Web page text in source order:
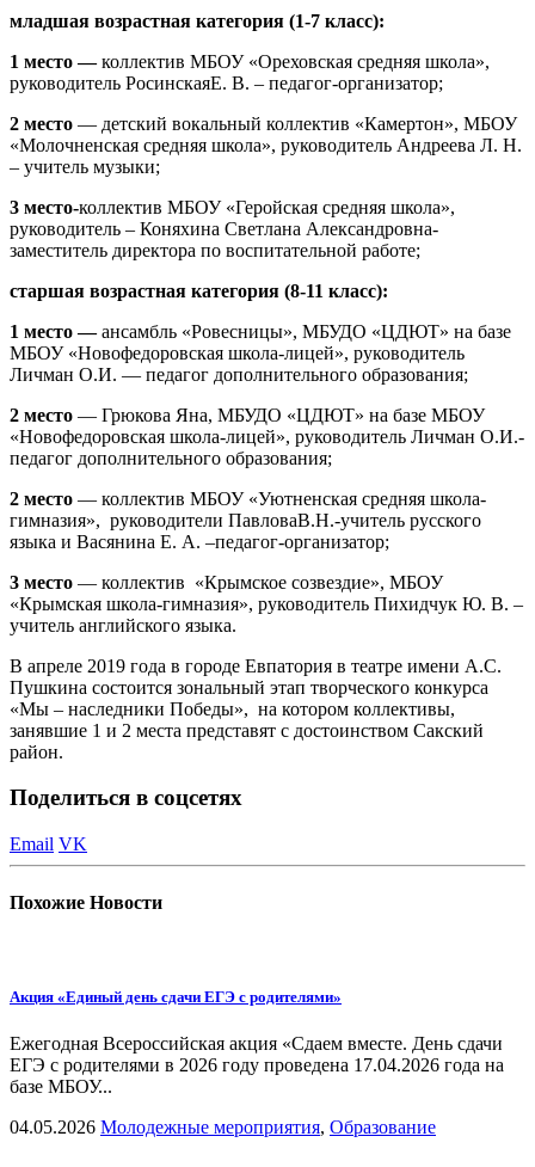
младшая возрастная категория (1-7 класс):
1 место —коллектив МБОУ «Ореховская средняя школа»,
руководитель РосинскаяЕ. В. – педагог-организатор;
2 место — детский вокальный коллектив «Камертон», МБОУ
«Молочненская средняя школа», руководитель Андреева Л. Н.
– учитель музыки;
3 место-коллектив МБОУ «Геройская средняя школа»,
руководитель – Коняхина Светлана Александровна-
заместитель директора по воспитательной работе;
старшая возрастная категория (8-11 класс):
1 место —ансамбль «Ровесницы», МБУДО «ЦДЮТ» на базе
МБОУ «Новофедоровская школа-лицей», руководитель
Личман О.И. — педагог дополнительного образования;
2 место — Грюкова Яна, МБУДО «ЦДЮТ» на базе МБОУ
«Новофедоровская школа-лицей», руководитель Личман О.И.-
педагог дополнительного образования;
2 место — коллектив МБОУ «Уютненская средняя школа-
гимназия», руководители ПавловаВ.Н.-учитель русского
языка и Васянина Е. А. –педагог-организатор;
3 место — коллектив «Крымское созвездие», МБОУ
«Крымская школа-гимназия», руководитель Пихидчук Ю. В. –
учитель английского языка.
В апреле 2019 года в городе Евпатория в театре имени А.С.
Пушкина состоится зональный этап творческого конкурса
«Мы – наследники Победы», на котором коллективы,
занявшие 1 и 2 места представят с достоинством Сакский
район.
Поделиться в соцсетях
Email VK
Похожие Новости
Акция «Единый день сдачи ЕГЭ с родителями»
Ежегодная Всероссийская акция «Сдаем вместе. День сдачи
ЕГЭ с родителями в 2026 году проведена 17.04.2026 года на
базе МБОУ...
04.05.2026 Молодежные мероприятия, Образование